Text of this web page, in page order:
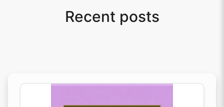
Recent posts